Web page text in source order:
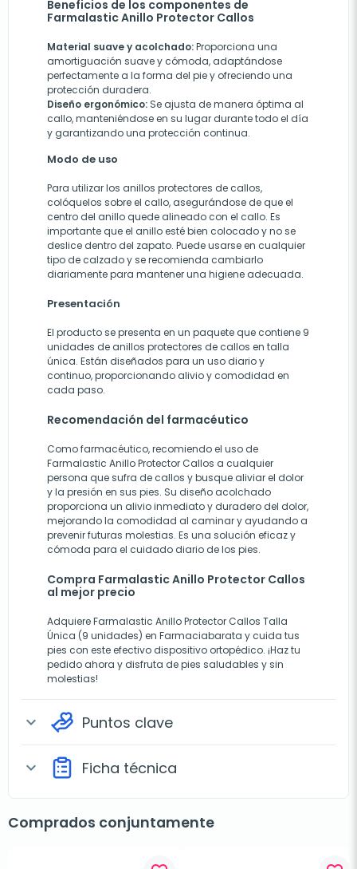
Beneficios de los componentes de
Farmalastic Anillo Protector Callos
Material suave y acolchado:Proporciona una
amortiguación suave y cómoda, adaptándose
perfectamente a la forma del pie y ofreciendo una
protección duradera.
Diseño ergonómico: Se ajusta de manera óptima al
callo, manteniéndose en su lugar durante todo el día
y garantizando una protección continua.
Modo de uso
Para utilizar los anillos protectores de callos,
colóquelos sobre el callo, asegurándose de que el
centro del anillo quede alineado con el callo. Es
importante que el anillo esté bien colocado y no se
deslice dentro del zapato. Puede usarse en cualquier
tipo de calzado y se recomienda cambiarlo
diariamente para mantener una higiene adecuada.
Presentación
El producto se presenta en un paquete que contiene 9
unidades de anillos protectores de callos en talla
única. Están diseñados para un uso diario y
continuo, proporcionando alivio y comodidad en
cada paso.
Recomendación del farmacéutico
Como farmacéutico, recomiendo el uso de
Farmalastic Anillo Protector Callos a cualquier
persona que sufra de callos y busque aliviar el dolor
y la presión en sus pies. Su diseño acolchado
proporciona un alivio inmediato y duradero del dolor,
mejorando la comodidad al caminar y ayudando a
prevenir futuras molestias. Es una solución eficaz y
cómoda para el cuidado diario de los pies.
Compra Farmalastic Anillo Protector Callos
al mejor precio
Adquiere Farmalastic Anillo Protector Callos Talla
Única (9 unidades) en Farmaciabarata y cuida tus
pies con este efectivo dispositivo ortopédico. ¡Haz tu
pedido ahora y disfruta de pies saludables y sin
molestias!
expand_more Puntos clave
expand_more Ficha técnica
Comprados conjuntamente